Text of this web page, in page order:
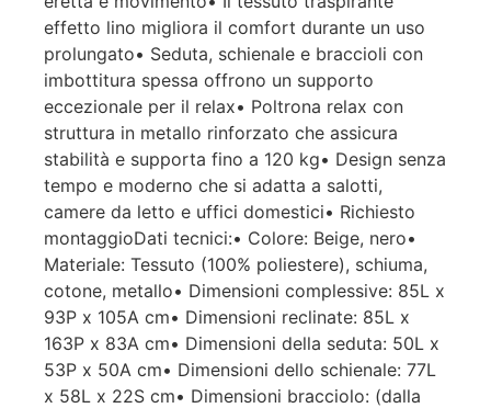
effetto lino migliora il comfort durante un uso
prolungato• Seduta, schienale e braccioli con
imbottitura spessa offrono un supporto
eccezionale per il relax• Poltrona relax con
struttura in metallo rinforzato che assicura
stabilità e supporta fino a 120 kg• Design senza
tempo e moderno che si adatta a salotti,
camere da letto e uffici domestici• Richiesto
montaggioDati tecnici:• Colore: Beige, nero•
Materiale: Tessuto (100% poliestere), schiuma,
cotone, metallo• Dimensioni complessive: 85L x
93P x 105A cm• Dimensioni reclinate: 85L x
163P x 83A cm• Dimensioni della seduta: 50L x
53P x 50A cm• Dimensioni dello schienale: 77L
x 58L x 22S cm• Dimensioni bracciolo: (dalla